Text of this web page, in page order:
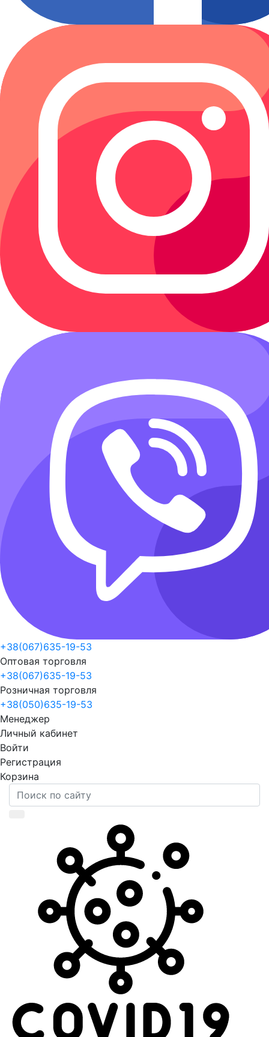
+38(067)635-19-53
Оптовая торговля
+38(067)635-19-53
Розничная торговля
+38(050)635-19-53
Менеджер
Личный кабинет
Войти
Регистрация
Корзина